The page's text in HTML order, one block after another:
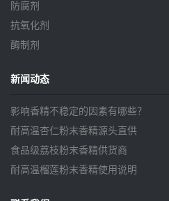
防腐剂
抗氧化剂
酶制剂
新闻动态
影响香精不稳定的因素有哪些？
耐高温杏仁粉末香精源头直供
食品级荔枝粉末香精供货商
耐高温榴莲粉末香精使用说明